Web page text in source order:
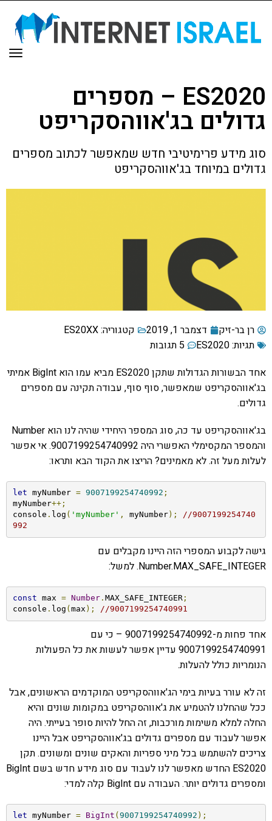
ES2020 – מספרים
גדולים בג'אווהסקריפט
סוג מידע פרימיטיבי חדש שמאפשר לכתוב מספרים
גדולים במיוחד בג'אווהסקריפט
רן בר-זיק דצמבר 1, 2019 קטגוריה:ES20XX
תגיות:ES2020
5 תגובות
אחד הבשורות הגדולות שתקן ES2020 מביא עמו הוא BigInt אמיתי
בג'אווהסקריפט שמאפשר, סוף סוף, עבודה תקינה עם מספרים
גדולים.
בג'אווהסקריפט עד כה, סוג המספר היחידי שהיה לנו הוא Number
והמספר המקסימלי האפשרי היה 9007199254740992. אי אפשר
לעלות מעל זה. לא מאמינים? הריצו את הקוד הבא ותראו:
let myNumber = 9007199254740992 ;
myNumber++;
console . log ( 'myNumber' , myNumber);
//9007199254740
992
גישה לקבוע המספרי הזה היינו מקבלים עם
Number.MAX_SAFE_INTEGER. למשל:
const max = Number. MAX_SAFE_INTEGER;
console . log ( max ); //9007199254740991
אחד פחות מ-9007199254740992 – כי עם
9007199254740991 עדיין אפשר לעשות את כל הפעולות
הנומריות כולל להעלות.
זה לא עורר בעיות בימי הג'אווהסקריפט המוקדמים הראשונים, אבל
ככל שהחלנו להטמיע את ג'אווהסקריפט במקומות שונים והיא
החלה למלא משימות מורכבות, זה החל להיות סופר בעייתי. היה
אפשר לעבוד עם מספרים גדולים בג'אווהסקריפט אבל היינו
צריכים להשתמש בכל מיני ספריות והאקים שונים ומשונים. תקן
ES2020 החדש מאפשר לנו לעבוד עם סוג מידע חדש בשם BigInt
ומספרים גדולים יותר. העבודה עם BigInt קלה למדי:
let myNumber = BigInt ( 9007199254740992 );